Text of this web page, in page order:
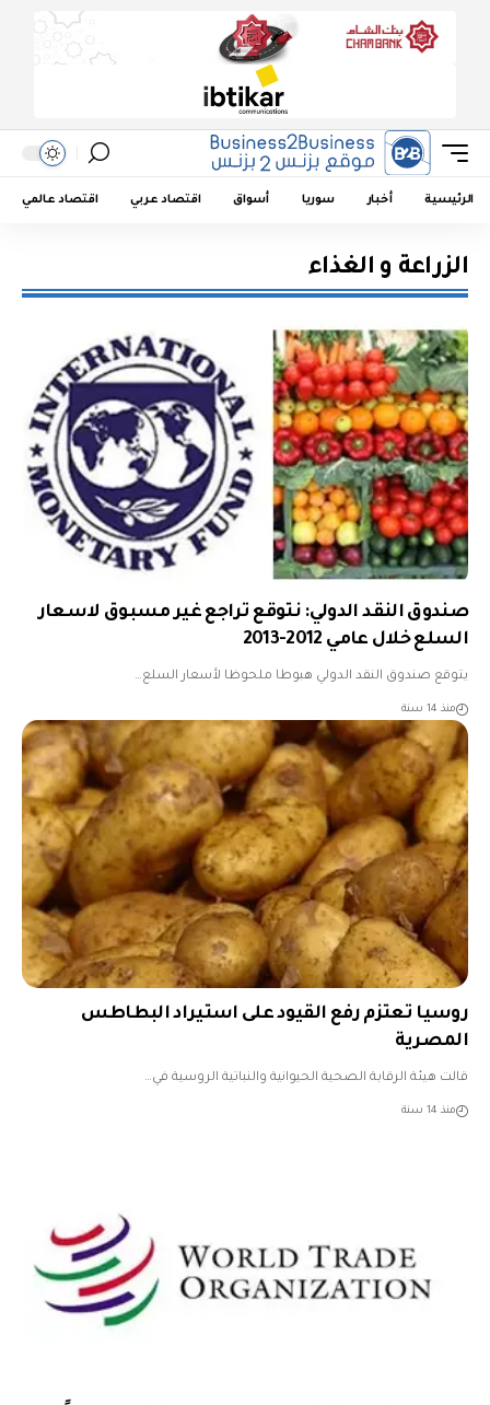
الرئيسية أخبار سوريا أسواق اقتصاد عربي اقتصاد عالمي
الزراعة و الغذاء
صندوق النقد الدولي: نتوقع تراجع غير مسبوق لاسعار
السلع خلال عامي 2012-2013
يتوقع صندوق النقد الدولي هبوطا ملحوظا لأسعار السلع…
منذ 14 سنة
روسيا تعتزم رفع القيود على استيراد البطاطس
المصرية
قالت هيئة الرقابة الصحية الحيوانية والنباتية الروسية في…
منذ 14 سنة